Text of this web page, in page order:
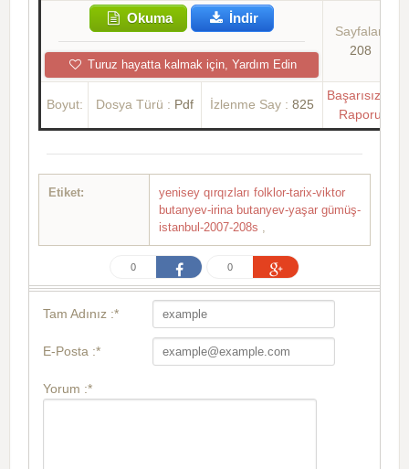
Okuma İndir
Turuz hayatta kalmak için, Yardım Edin
Sayfalar:
208
Boyut: Dosya Türü : Pdf İzlenme Say : 825
Başarısızlık
Raporu
Etiket:
yenisey qırqızları folklor-tarix-viktor
butanyev-irina butanyev-yaşar gümüş-
istanbul-2007-208s
0 0
Tam Adınız :*
E-Posta :*
Yorum :*